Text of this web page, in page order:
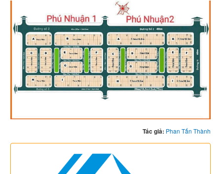
Tác giả: Phan Tấn Thành